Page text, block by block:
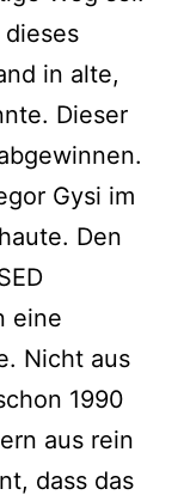
in alte,
Dieser
Gysi im
Den
eine
Nicht aus
1990
aus rein
dass das